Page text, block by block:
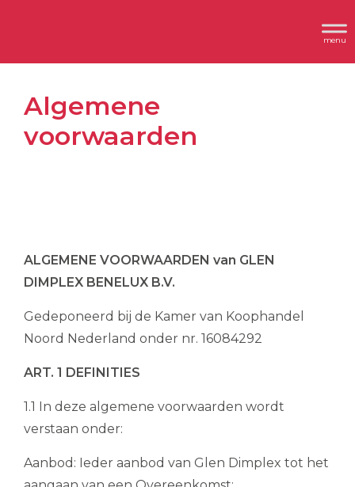
inhoud
Header
Rechts
Algemene
voorwaarden
ALGEMENE VOORWAARDEN van GLEN
DIMPLEX BENELUX B.V.
Gedeponeerd bij de Kamer van Koophandel
Noord Nederland onder nr. 16084292
ART. 1 DEFINITIES
1.1 In deze algemene voorwaarden wordt
verstaan onder:
Aanbod: Ieder aanbod van Glen Dimplex tot het